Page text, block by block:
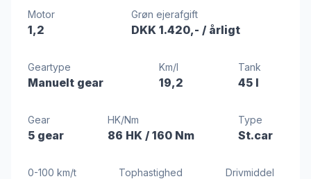
Motor
1,2
Grøn ejerafgift
DKK 1.420,- / årligt
Geartype
Manuelt gear
Km/l
19,2
Tank
45 l
Gear
5 gear
HK/Nm
86 HK / 160 Nm
Type
St.car
0-100 km/t Tophastighed Drivmiddel